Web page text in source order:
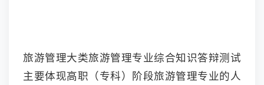
旅游管理大类旅游管理专业综合知识答辩测试
主要体现高职（专科）阶段旅游管理专业的人